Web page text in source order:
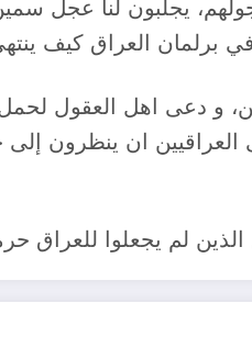
يجلبون لنا عجل
في برلمان العراق
و دعى اهل العقول
على العراقيين ان
لم يجعلوا للعراق